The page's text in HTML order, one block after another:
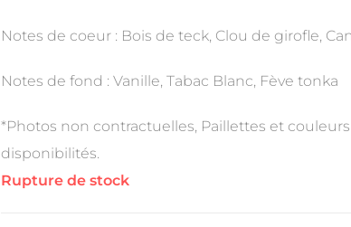
Notes de coeur : Bois de teck, Clou de girofle,
Notes de fond : Vanille, Tabac Blanc, Fève tonka
*Photos non contractuelles, Paillettes et
disponibilités.
Rupture de stock